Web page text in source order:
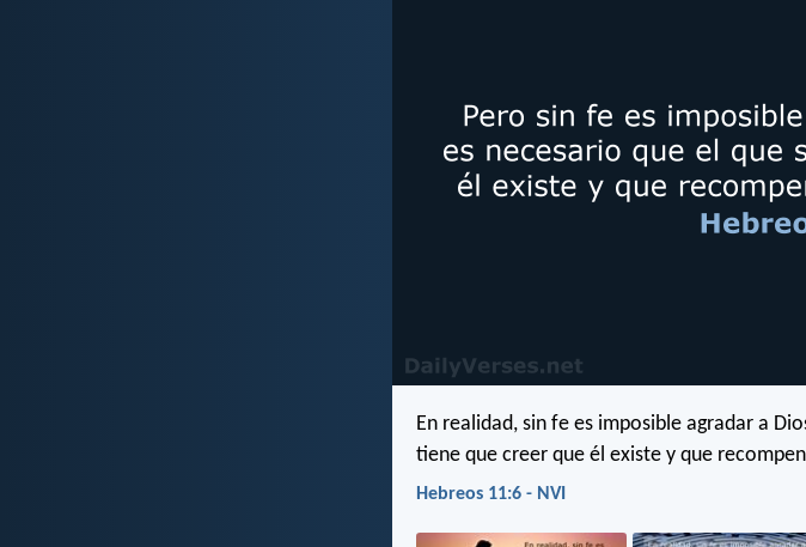
En realidad, sin fe es imposible agradar a
tiene que creer que él existe y que
Hebreos 11:6 - NVI